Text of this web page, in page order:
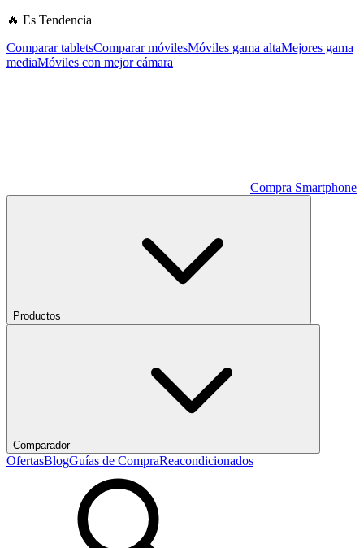
🔥 Es Tendencia
Comparar tabletsComparar móvilesMóviles gama altaMejores gama
mediaMóviles con mejor cámara
Compra Smartphone
Productos
Comparador
OfertasBlogGuías de CompraReacondicionados